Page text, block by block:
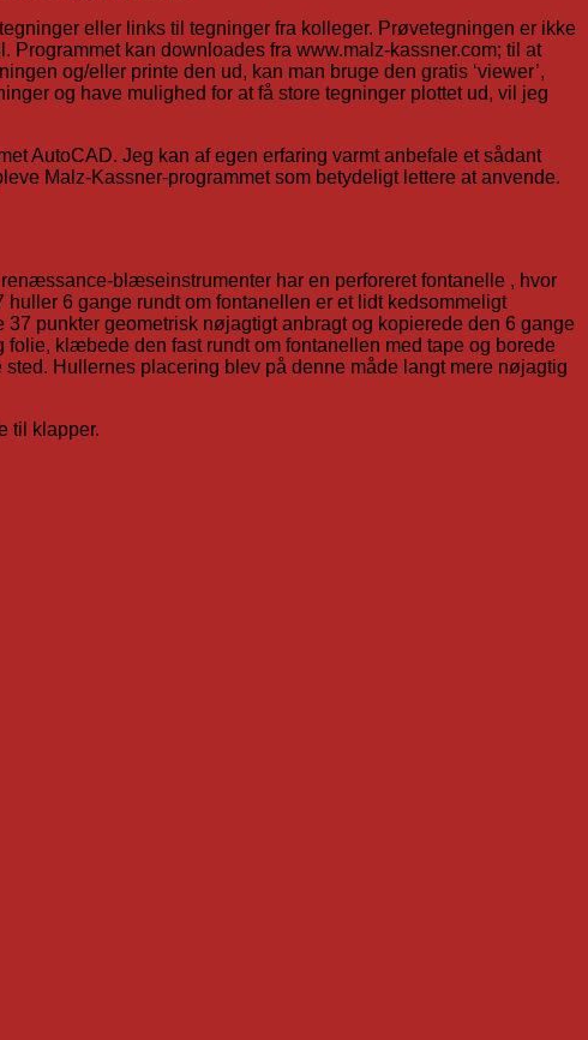
eller links til tegninger fra kolleger. Prøvetegningen er ikke
kan downloades fra www.malz-kassner.com; til at
og/eller printe den ud, kan man bruge den gratis ‘viewer’,
og have mulighed for at få store tegninger plottet ud, vil jeg
AutoCAD. Jeg kan af egen erfaring varmt anbefale et sådant
Malz-Kassner-programmet som betydeligt lettere at anvende.
blæseinstrumenter har en perforeret fontanelle , hvor
6 gange rundt om fontanellen er et lidt kedsommeligt
punkter geometrisk nøjagtigt anbragt og kopierede den 6 gange
klæbede den fast rundt om fontanellen med tape og borede
Hullernes placering blev på denne måde langt mere nøjagtig
til klapper.